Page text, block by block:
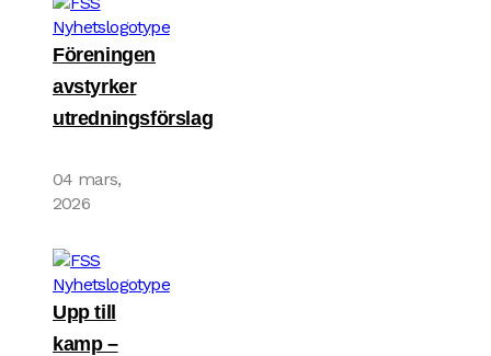
Föreningen
avstyrker
utredningsförslag
04 mars,
2026
Upp till
kamp –